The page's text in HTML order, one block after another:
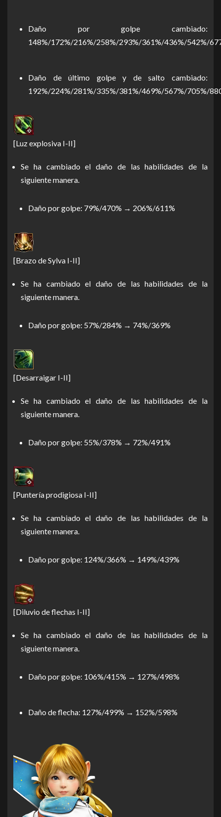
Daño por golpe cambiado:
148%/172%/216%/258%/293%/361%/436%/542%/
Daño de último golpe y de salto cambiado:
192%/224%/281%/335%/381%/469%/567%/705%/
[Luz explosiva I-II]
Se ha cambiado el daño de las habilidades de la
siguiente manera.
Daño por golpe: 79%/470% → 206%/611%
[Brazo de Sylva I-II]
Se ha cambiado el daño de las habilidades de la
siguiente manera.
Daño por golpe: 57%/284% → 74%/369%
[Desarraigar I-II]
Se ha cambiado el daño de las habilidades de la
siguiente manera.
Daño por golpe: 55%/378% → 72%/491%
[Puntería prodigiosa I-II]
Se ha cambiado el daño de las habilidades de la
siguiente manera.
Daño por golpe: 124%/366% → 149%/439%
[Diluvio de flechas I-II]
Se ha cambiado el daño de las habilidades de la
siguiente manera.
Daño por golpe: 106%/415% → 127%/498%
Daño de flecha: 127%/499% → 152%/598%